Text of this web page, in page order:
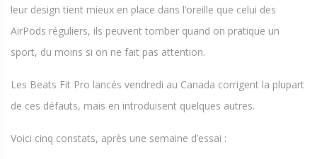
leur design tient mieux en place dans l’oreille que celui des
AirPods réguliers, ils peuvent tomber quand on pratique un
sport, du moins si on ne fait pas attention.
Les Beats Fit Pro lancés vendredi au Canada corrigent la plupart
de ces défauts, mais en introduisent quelques autres.
Voici cinq constats, après une semaine d’essai :